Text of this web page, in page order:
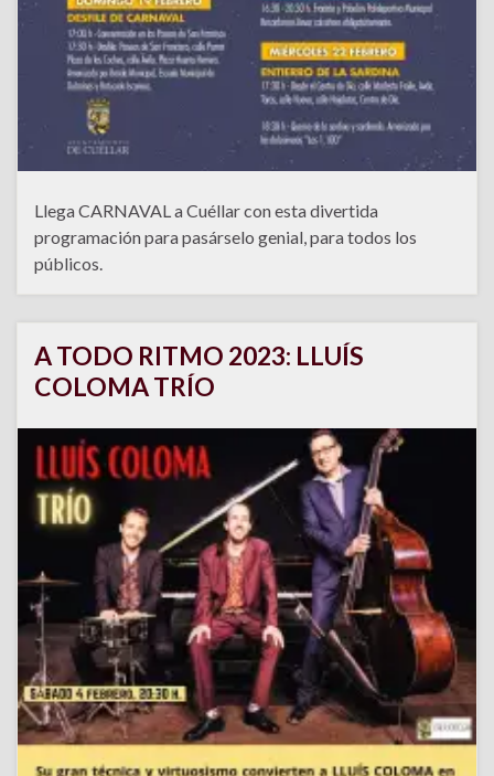
Llega CARNAVAL a Cuéllar con esta divertida
programación para pasárselo genial, para todos los
públicos.
A TODO RITMO 2023: LLUÍS
COLOMA TRÍO